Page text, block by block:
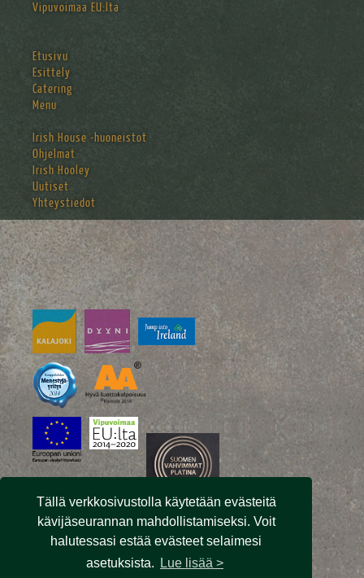
Tällä verkkosivustolla käytetään evästeitä
kävijäseurannan mahdollistamiseksi. Voit
halutessasi estää evästeet selaimesi
asetuksista.
Lue lisää >
Vipuvoimaa EU:lta
Etusivu
Esittely
Catering
Menu
Irish House -huoneistot
Ohjelmat
Irish Hooley
Uutiset
Yhteystiedot